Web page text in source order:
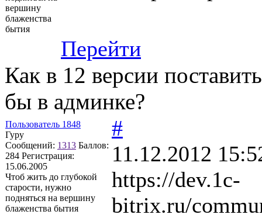
вершину
блаженства
бытия
Перейти
Как в 12 версии
бы в админке?
Пользователь 1848
Гуру
Сообщений: 1313 Баллов:
284 Регистрация:
15.06.2005
Чтоб жить до глубокой
старости, нужно
подняться на вершину
блаженства бытия
#
11.12.2012
https://dev.1c-
bitrix.ru/